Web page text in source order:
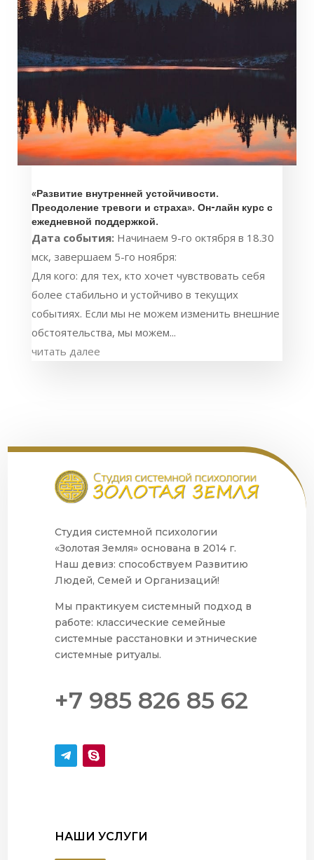
«Развитие внутренней устойчивости.
Преодоление тревоги и страха». Он-лайн курс с
ежедневной поддержкой.
Дата события: Начинаем 9-го октября в 18.30
мск, завершаем 5-го ноября:
Для кого: для тех, кто хочет чувствовать себя
более стабильно и устойчиво в текущих
событиях. Если мы не можем изменить внешние
обстоятельства, мы можем...
читать далее
Студия системной психологии
«Золотая Земля» основана в 2014 г.
Наш девиз: способствуем Развитию
Людей, Семей и Организаций!
Мы практикуем системный подход в
работе: классические семейные
системные расстановки и этнические
системные ритуалы.
+7 985 826 85 62
НАШИ УСЛУГИ